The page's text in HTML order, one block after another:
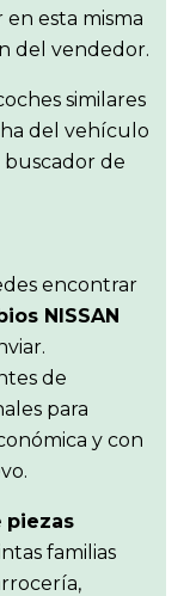
esta misma
del vendedor.
similares
del vehículo
de
encontrar
NISSAN
de
para
y con
piezas
familias